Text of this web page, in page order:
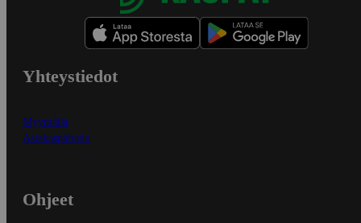
Yhteystiedot
Myymälät
Asiakaspalvelu
Ohjeet